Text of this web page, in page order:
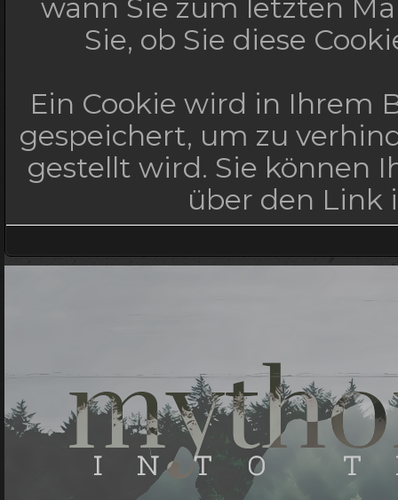
wann Sie zum letzten
Sie, ob Sie diese
Ein Cookie wird in Ihrem
gespeichert, um zu
gestellt wird. Sie können
über den Link